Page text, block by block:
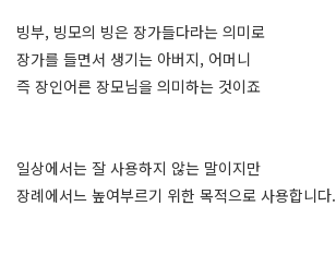
빙부, 빙모의 빙은 장가들다라는 의미로
장가를 들면서 생기는 아버지, 어머니
즉 장인어른 장모님을 의미하는 것이죠
일상에서는 잘 사용하지 않는 말이지만
장례에서느 높여부르기 위한 목적으로 사용합니다.